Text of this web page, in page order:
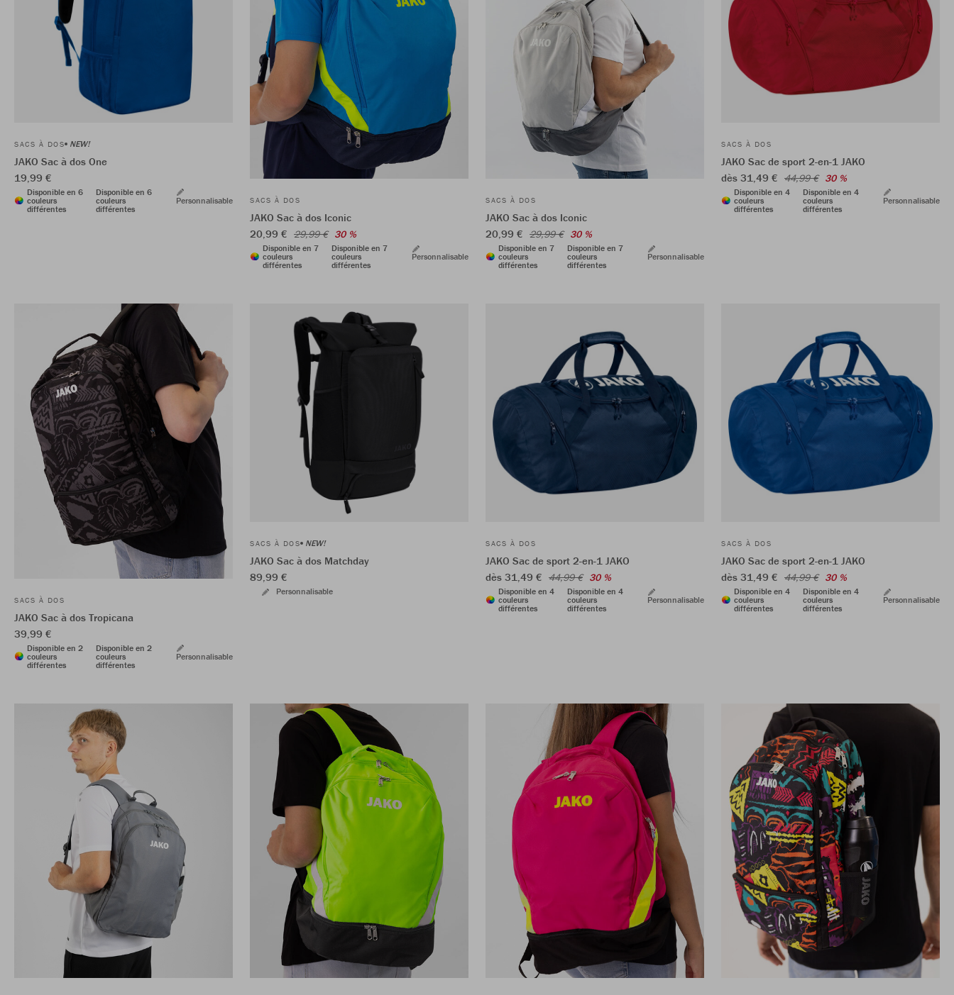
SACS À DOS NEW!
JAKO Sac à dos One
19,99 €
Disponible en 6
couleurs
différentes
Disponible en 6
couleurs
différentes
Personnalisable SACS À DOS
JAKO Sac à dos Iconic
20,99 € 29,99 € 30 %
Disponible en 7
couleurs
différentes
Disponible en 7
couleurs
différentes
Personnalisable
SACS À DOS
JAKO Sac à dos Iconic
20,99 € 29,99 € 30 %
Disponible en 7
couleurs
différentes
Disponible en 7
couleurs
différentes
Personnalisable
SACS À DOS
JAKO Sac de sport 2-en-1 JAKO
dès 31,49 € 44,99 € 30 %
Disponible en 4
couleurs
différentes
Disponible en 4
couleurs
différentes
Personnalisable
SACS À DOS
JAKO Sac à dos Tropicana
39,99 €
Disponible en 2
couleurs
différentes
Disponible en 2
couleurs
différentes
Personnalisable
SACS À DOS NEW!
JAKO Sac à dos Matchday
89,99 €
Personnalisable
SACS À DOS
JAKO Sac de sport 2-en-1 JAKO
dès 31,49 € 44,99 € 30 %
Disponible en 4
couleurs
différentes
Disponible en 4
couleurs
différentes
Personnalisable
SACS À DOS
JAKO Sac de sport 2-en-1 JAKO
dès 31,49 € 44,99 € 30 %
Disponible en 4
couleurs
différentes
Disponible en 4
couleurs
différentes
Personnalisable